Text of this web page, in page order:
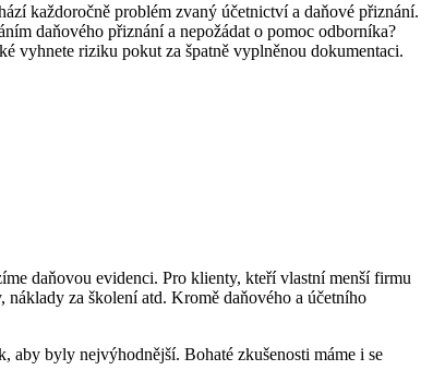
každoročně problém zvaný účetnictví a daňové přiznání.
daňového přiznání a nepožádat o pomoc odborníka?
vyhnete riziku pokut za špatně vyplněnou dokumentaci.
daňovou evidenci. Pro klienty, kteří vlastní menší firmu
náklady za školení atd. Kromě daňového a účetního
aby byly nejvýhodnější. Bohaté zkušenosti máme i se